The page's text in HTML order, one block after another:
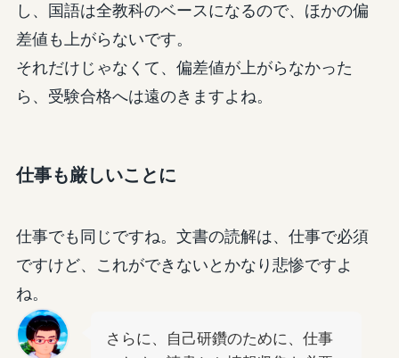
し、国語は全教科のベースになるので、ほかの偏
差値も上がらないです。
それだけじゃなくて、偏差値が上がらなかった
ら、受験合格へは遠のきますよね。
仕事も厳しいことに
仕事でも同じですね。文書の読解は、仕事で必須
ですけど、これができないとかなり悲惨ですよ
ね。
さらに、自己研鑽のために、仕事